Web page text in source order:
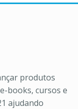
produtos
books, cursos e
ajudando